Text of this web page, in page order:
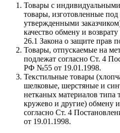
Товары с индивидуальными
товары, изготовленные под
утвержденными
качество обмену и
26.1 Закона о защите прав
Товары, отпускаемые на
подлежат согласно Ст. 4
РФ №55 от 19.01.1998.
Текстильные товары
шелковые, шерстяные и
нетканых материалов типа
кружево и другие) обмену
согласно Ст. 4
от 19.01.1998.